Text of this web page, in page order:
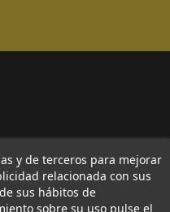
y de terceros para mejorar
relacionada con sus
sus hábitos de
sobre su uso pulse el